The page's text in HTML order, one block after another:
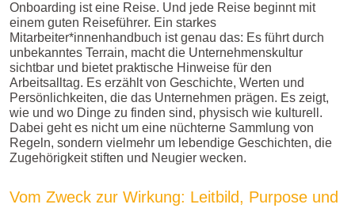
Onboarding ist eine Reise. Und jede Reise beginnt mit
einem guten Reiseführer. Ein starkes
Mitarbeiter*innenhandbuch ist genau das: Es führt durch
unbekanntes Terrain, macht die Unternehmenskultur
sichtbar und bietet praktische Hinweise für den
Arbeitsalltag. Es erzählt von Geschichte, Werten und
Persönlichkeiten, die das Unternehmen prägen. Es zeigt,
wie und wo Dinge zu finden sind, physisch wie kulturell.
Dabei geht es nicht um eine nüchterne Sammlung von
Regeln, sondern vielmehr um lebendige Geschichten, die
Zugehörigkeit stiften und Neugier wecken.
Vom Zweck zur Wirkung: Leitbild, Purpose und